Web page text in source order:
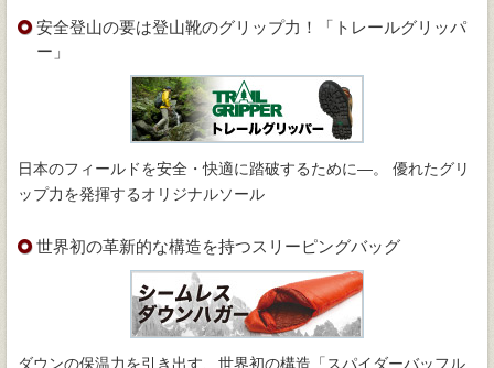
安全登山の要は登山靴のグリップ力！「トレールグリッパ
ー」
日本のフィールドを安全・快適に踏破するために―。 優れたグリ
ップ力を発揮するオリジナルソール
世界初の革新的な構造を持つスリーピングバッグ
ダウンの保温力を引き出す、世界初の構造「スパイダーバッフル